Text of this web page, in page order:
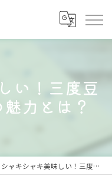
い！三度豆
力とは？
シャキシャキ美味しい！三度豆（いんげん豆）の魅力とは？